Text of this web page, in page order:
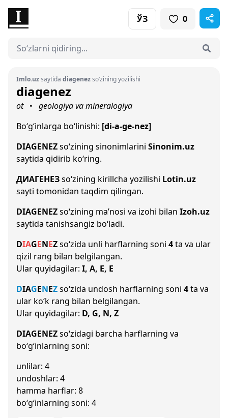
ЎЗ 0
Imlo.uzsaytida diagenezso‘zining yozilishi
diagenez
ot •
geologiya va mineralogiya
Bo‘g‘inlarga bo‘linishi: [di-a-ge-nez]
DIAGENEZso‘zining sinonimlarini Sinonim.uz
saytida qidirib ko‘ring.
ДИАГЕНЕЗso‘zining kirillcha yozilishi Lotin.uz
sayti tomonidan taqdim qilingan.
DIAGENEZso‘zining ma’nosi va izohi bilan Izoh.uz
saytida tanishsangiz bo‘ladi.
DIAGENEZso‘zida unli harflarning soni 4ta va ular
qizil rang bilan belgilangan.
Ular quyidagilar: I, A, E, E
DIAGENEZso‘zida undosh harflarning soni 4ta va
ular ko‘k rang bilan belgilangan.
Ular quyidagilar: D, G, N, Z
DIAGENEZso‘zidagi barcha harflarning va
bo‘g‘inlarning soni:
unlilar: 4
undoshlar: 4
hamma harflar: 8
bo‘g‘inlarning soni: 4